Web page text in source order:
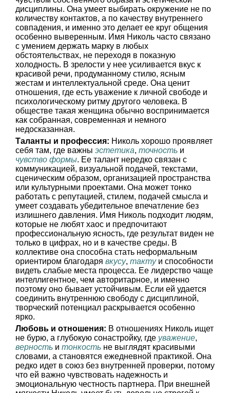
дисциплины. Она умеет выбирать окружение не по
количеству контактов, а по качеству внутреннего
совпадения, и именно это делает ее круг общения
особенно выверенным. Имя Николь часто связано
с умением держать марку в любых
обстоятельствах, не переходя в показную
холодность. В зрелости у нее усиливается вкус к
красивой речи, продуманному стилю, ясным
жестам и интеллектуальной среде. Она ценит
отношения, где есть уважение к личной свободе и
психологическому ритму другого человека. В
обществе такая женщина обычно воспринимается
как собранная, современная и немного
недосказанная.
Таланты и профессия: Николь хорошо проявляет
себя там, где важны эстетика, точность и
чувство формы. Ее талант нередко связан с
коммуникацией, визуальной подачей, текстами,
сценическим образом, организацией пространства
или культурными проектами. Она может тонко
работать с репутацией, стилем, подачей смысла и
умеет создавать убедительное впечатление без
излишнего давления. Имя Николь подходит людям,
которые не любят хаос и предпочитают
профессиональную ясность, где результат виден не
только в цифрах, но и в качестве среды. В
коллективе она способна стать неформальным
ориентиром благодаря вкусу, тактуи способности
видеть слабые места процесса. Ее лидерство чаще
интеллигентное, чем авторитарное, и именно
поэтому оно бывает устойчивым. Если ей удается
соединить внутреннюю свободу с дисциплиной,
творческий потенциал раскрывается особенно
ярко.
Любовь и отношения: В отношениях Николь ищет
не бурю, а глубокую сонастройку, где уважение,
верность и тонкость не выглядят красивыми
словами, а становятся ежедневной практикой. Она
редко идет в союз без внутренней проверки, потому
что ей важно чувствовать надежность и
эмоциональную честность партнера. При внешней